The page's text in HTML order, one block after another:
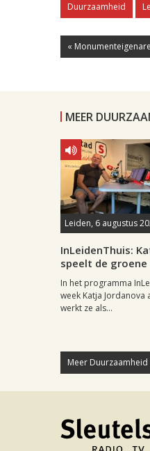
Duurzaamheid
«
MEER
Leiden, 6 augustus
InLeidenThuis:
speelt de
In het programma
week Katja Jordanova
werkt ze als...
Meer Duurzaamheid